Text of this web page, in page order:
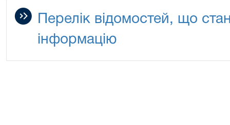
Перелік відомостей, що
інформацію